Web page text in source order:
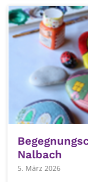
Nalbach
5. März 2026